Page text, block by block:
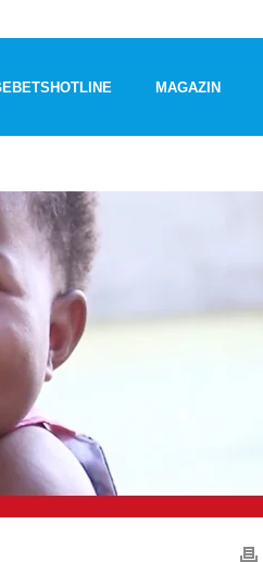
MAGAZIN